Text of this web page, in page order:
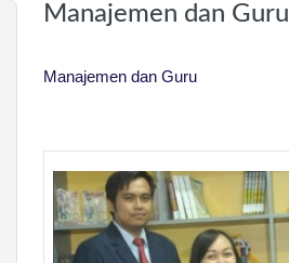
Manajemen dan Guru
Manajemen dan Guru